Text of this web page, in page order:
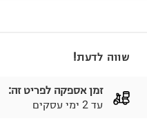
שווה לדעת!
זמן אספקה לפריט זה:
עד 2 ימי עסקים